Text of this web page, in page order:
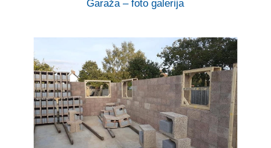
Garaža – foto galerija